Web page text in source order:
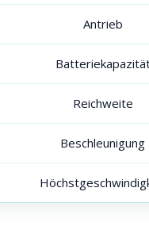
Antrieb
Reichweite
Beschleunigung